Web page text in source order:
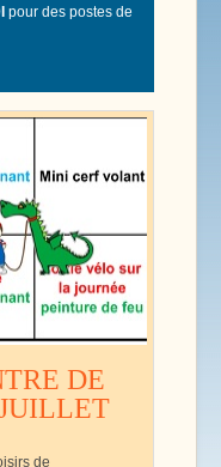
pour des postes de
DE
de